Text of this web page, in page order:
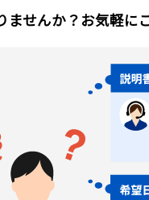
せんか？お気軽に